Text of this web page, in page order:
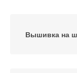
Вышивка на